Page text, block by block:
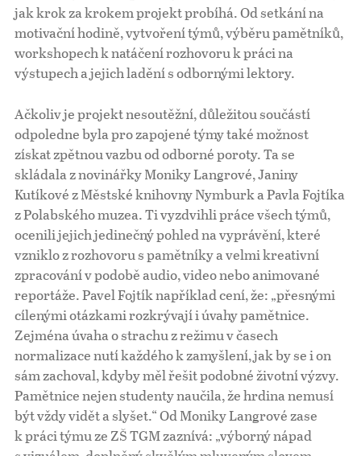
jak krok za krokem projekt probíhá. Od setkání na
motivační hodině, vytvoření týmů, výběru pamětníků,
workshopech k natáčení rozhovoru k práci na
výstupech a jejich ladění s odbornými lektory.
Ačkoliv je projekt nesoutěžní, důležitou součástí
odpoledne byla pro zapojené týmy také možnost
získat zpětnou vazbu od odborné poroty. Ta se
skládala z novinářky Moniky Langrové, Janiny
Kutíkové z Městské knihovny Nymburk a Pavla Fojtíka
z Polabského muzea. Ti vyzdvihli práce všech týmů,
ocenili jejich jedinečný pohled na vyprávění, které
vzniklo z rozhovoru s pamětníky a velmi kreativní
zpracování v podobě audio, video nebo animované
reportáže. Pavel Fojtík například cení, že: „přesnými
cílenými otázkami rozkrývají i úvahy pamětnice.
Zejména úvaha o strachu z režimu v časech
normalizace nutí každého k zamyšlení, jak by se i on
sám zachoval, kdyby měl řešit podobné životní výzvy.
Pamětnice nejen studenty naučila, že hrdina nemusí
být vždy vidět a slyšet.“ Od Moniky Langrové zase
k práci týmu ze ZŠ TGM zaznívá: „výborný nápad